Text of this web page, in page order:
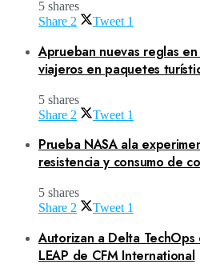
5 shares
Share 2 Tweet 1
Aprueban nuevas reglas
viajeros en paquetes
5 shares
Share 2 Tweet 1
Prueba NASA ala
resistencia y consumo de
5 shares
Share 2 Tweet 1
Autorizan a Delta
LEAP de CFM International